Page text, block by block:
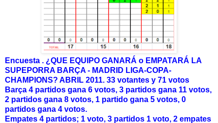
Encuesta . ¿QUE EQUIPO GANARÁ o EMPATARÁ LA
SUPEPORRA BARÇA - MADRID LIGA-COPA-
CHAMPIONS? ABRIL 2011. 33 votantes y 71 votos
Barça 4 partidos gana 6 votos, 3 partidos gana 11 votos,
2 partidos gana 8 votos, 1 partido gana 5 votos, 0
partidos gana 4 votos.
Empates 4 partidos; 1 voto, 3 partidos 1 voto, 2 empates